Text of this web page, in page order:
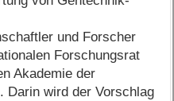
und Forscher
Forschungsrat
Akademie der
Darin wird der Vorschlag